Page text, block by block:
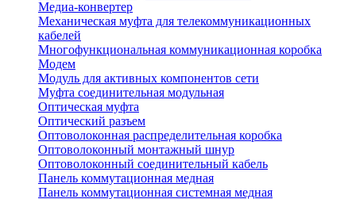
Медиа-конвертер
Механическая муфта для телекоммуникационных
кабелей
Многофункциональная коммуникационная коробка
Модем
Модуль для активных компонентов сети
Муфта соединительная модульная
Оптическая муфта
Оптический разъем
Оптоволоконная распределительная коробка
Оптоволоконный монтажный шнур
Оптоволоконный соединительный кабель
Панель коммутационная медная
Панель коммутационная системная медная